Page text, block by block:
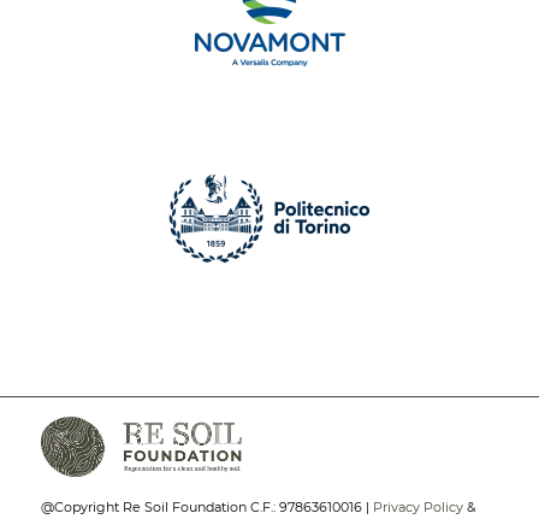
@Copyright Re Soil Foundation C.F.: 97863610016 | Privacy Policy&